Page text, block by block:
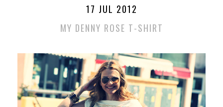
17 JUL 2012
MY DENNY ROSE T-SHIRT